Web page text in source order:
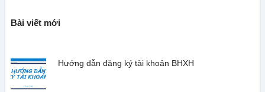
Bài viết mới
Hướng dẫn đăng ký tài khoản BHXH